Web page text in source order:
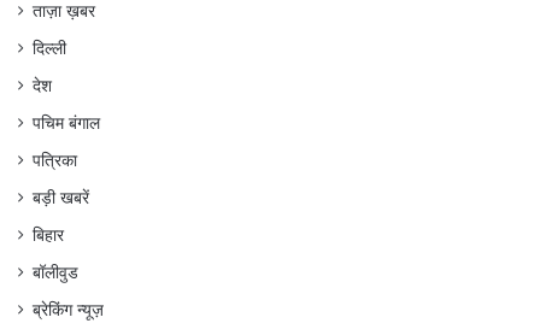
ताज़ा ख़बर
दिल्ली
देश
पचिम बंगाल
पत्रिका
बड़ी खबरें
बिहार
बॉलीवुड
ब्रेकिंग न्यूज़